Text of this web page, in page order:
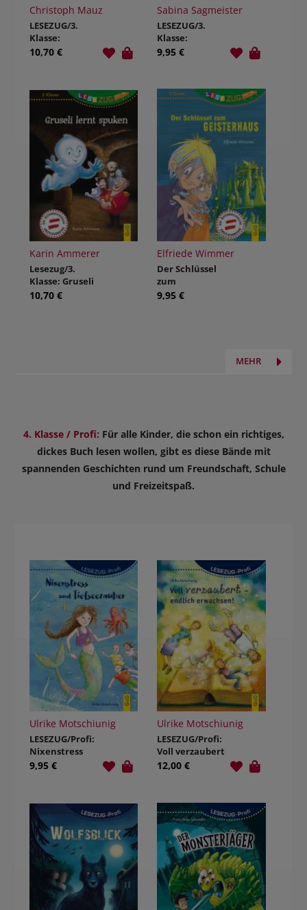
Christoph Mauz
LESEZUG/3.
Klasse:
Monster-Mania
10,70 €
Sabina Sagmeister
LESEZUG/3.
Klasse:
Piraten-Pia
9,95 €
Karin Ammerer
Lesezug/3.
Klasse: Gruseli
lernt spuken
10,70 €
Elfriede Wimmer
Der Schlüssel
zum
Geisterhaus
9,95 €
MEHR
4. Klasse / Profi: Für alle Kinder, die schon ein richtiges,
dickes Buch lesen wollen, gibt es diese Bände mit
spannenden Geschichten rund um Freundschaft, Schule
und Freizeitspaß.
Ulrike Motschiunig
LESEZUG/Profi:
Nixenstress
und
9,95 €
Ulrike Motschiunig
LESEZUG/Profi:
Voll verzaubert
- endlich
12,00 €